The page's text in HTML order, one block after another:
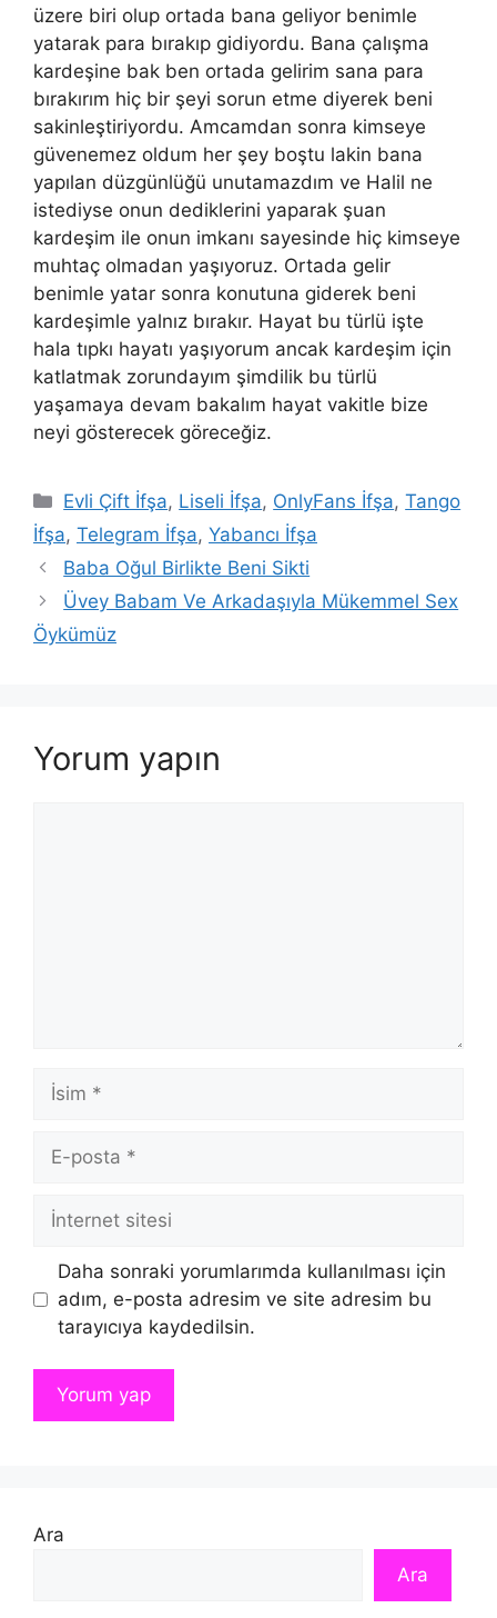
üzere biri olup ortada bana geliyor benimle
yatarak para bırakıp gidiyordu. Bana çalışma
kardeşine bak ben ortada gelirim sana para
bırakırım hiç bir şeyi sorun etme diyerek beni
sakinleştiriyordu. Amcamdan sonra kimseye
güvenemez oldum her şey boştu lakin bana
yapılan düzgünlüğü unutamazdım ve Halil ne
istediyse onun dediklerini yaparak şuan
kardeşim ile onun imkanı sayesinde hiç kimseye
muhtaç olmadan yaşıyoruz. Ortada gelir
benimle yatar sonra konutuna giderek beni
kardeşimle yalnız bırakır. Hayat bu türlü işte
hala tıpkı hayatı yaşıyorum ancak kardeşim için
katlatmak zorundayım şimdilik bu türlü
yaşamaya devam bakalım hayat vakitle bize
neyi gösterecek göreceğiz.
Kategoriler
Evli Çift İfşa, Liseli İfşa, OnlyFans İfşa,Tango
İfşa, Telegram İfşa, Yabancı İfşa
Baba Oğul Birlikte Beni Sikti
Üvey Babam Ve Arkadaşıyla Mükemmel Sex
Öykümüz
Yorum yapın
İsim
posta
İnternet
sitesi
Daha sonraki yorumlarımda kullanılması için
adım, e-posta adresim ve site adresim bu
tarayıcıya kaydedilsin.
Ara
Ara